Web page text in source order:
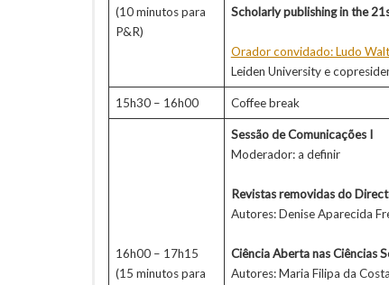
(10 minutos para
P&R)
Scholarly publishing in the
Orador convidado: Ludo
Leiden University e
15h30 – 16h00 Coffee break
16h00 – 17h15
(15 minutos para
Sessão de Comunicações I
Moderador: a definir
Revistas removidas do
Autores: Denise Aparecida
Ciência Aberta nas Ciências
Autores: Maria Filipa da